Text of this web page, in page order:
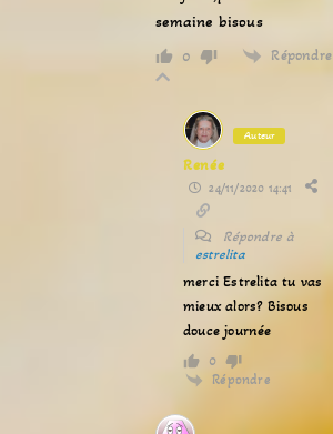
semaine bisous
0 Répondre
Auteur
Renée
24/11/2020 14:41
Répondre à
estrelita
merci Estrelita tu vas
mieux alors? Bisous
douce journée
0
Répondre